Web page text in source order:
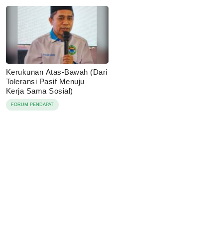
Kerukunan Atas-Bawah (Dari
Toleransi Pasif Menuju
Kerja Sama Sosial)
FORUM PENDAPAT